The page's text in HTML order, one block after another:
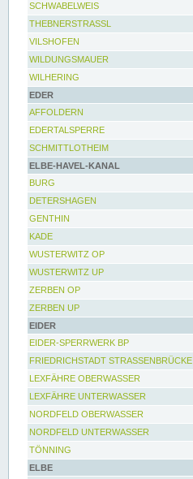
SCHWABELWEIS
THEBNERSTRASSL
VILSHOFEN
WILDUNGSMAUER
WILHERING
EDER
AFFOLDERN
EDERTALSPERRE
SCHMITTLOTHEIM
ELBE-HAVEL-KANAL
BURG
DETERSHAGEN
GENTHIN
KADE
WUSTERWITZ OP
WUSTERWITZ UP
ZERBEN OP
ZERBEN UP
EIDER
EIDER-SPERRWERK BP
FRIEDRICHSTADT STRASSENBRÜCKE
LEXFÄHRE OBERWASSER
LEXFÄHRE UNTERWASSER
NORDFELD OBERWASSER
NORDFELD UNTERWASSER
TÖNNING
ELBE